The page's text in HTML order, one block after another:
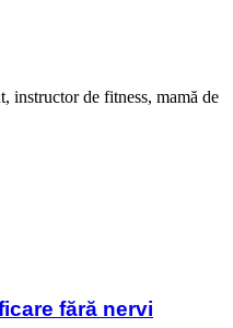
instructor de fitness, mamă de
fără nervi